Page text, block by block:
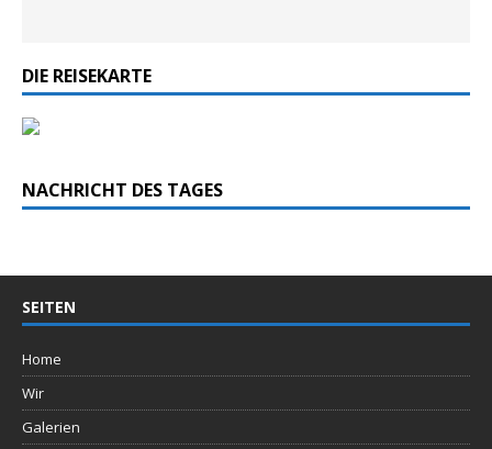
DIE REISEKARTE
NACHRICHT DES TAGES
SEITEN
Home
Wir
Galerien